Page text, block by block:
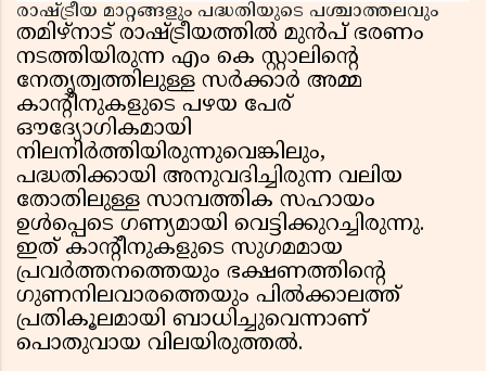
രാഷ്ട്രീയ മാറ്റങ്ങളും പദ്ധതിയുടെ പശ്ചാത്തലവും
തമിഴ്‌നാട് രാഷ്ട്രീയത്തിൽ മുൻപ് ഭരണം
നടത്തിയിരുന്ന എം കെ സ്റ്റാലിൻ്റെ
നേതൃത്വത്തിലുള്ള സർക്കാർ അമ്മ
കാന്റീനുകളുടെ പഴയ പേര്
ഔദ്യോഗികമായി
നിലനിർത്തിയിരുന്നുവെങ്കിലും,
പദ്ധതിക്കായി അനുവദിച്ചിരുന്ന വലിയ
തോതിലുള്ള സാമ്പത്തിക സഹായം
ഉൾപ്പെടെ ഗണ്യമായി വെട്ടിക്കുറച്ചിരുന്നു.
ഇത് കാന്റീനുകളുടെ സുഗമമായ
പ്രവർത്തനത്തെയും ഭക്ഷണത്തിൻ്റെ
ഗുണനിലവാരത്തെയും പിൽക്കാലത്ത്
പ്രതികൂലമായി ബാധിച്ചുവെന്നാണ്
പൊതുവായ വിലയിരുത്തൽ.